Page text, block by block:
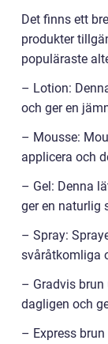
Det finns ett
produkter
populäraste
– Lotion:
och ger en
– Mousse:
applicera och
– Gel: Denna
ger en naturlig
– Spray:
svåråtkomliga
– Gradvis
dagligen och
– Express